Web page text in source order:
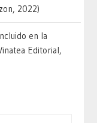
2022)
en la
Editorial,